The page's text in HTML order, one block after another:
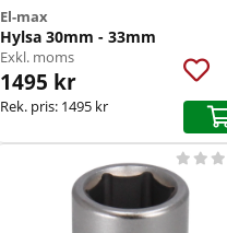
El-max
Hylsa 30mm - 33mm
Exkl. moms
1495 kr
Rek. pris: 1495 kr
  